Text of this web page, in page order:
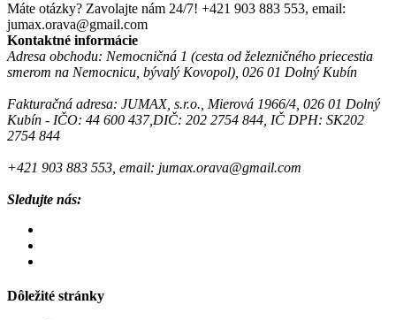
Máte otázky? Zavolajte nám 24/7! +421 903 883 553, email:
jumax.orava@gmail.com
Kontaktné informácie
Adresa obchodu: Nemocničná 1 (cesta od železničného priecestia
smerom na Nemocnicu, bývalý Kovopol), 026 01 Dolný Kubín
Fakturačná adresa: JUMAX, s.r.o., Mierová 1966/4, 026 01 Dolný
Kubín - IČO: 44 600 437,DIČ: 202 2754 844, IČ DPH: SK202
2754 844
+421 903 883 553, email: jumax.orava@gmail.com
Sledujte nás:
Dôležité stránky